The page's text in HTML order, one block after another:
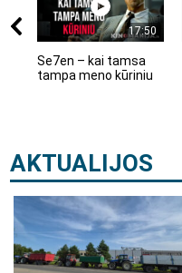
17:50
Se7en – kai tamsa
tampa meno kūriniu
AKTUALIJOS